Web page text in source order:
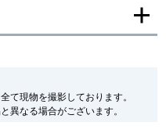
銀座本店
て現物を撮影しております。
異なる場合がございます。
ますのでご了承下さいませ。
れる場合がございますが、在庫品
了承の程お願いいたします。
現品を撮影しております。